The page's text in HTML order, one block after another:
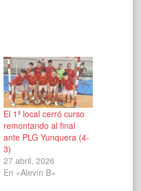
El 1ª local cerró curso
remontando al final
ante PLG Yunquera (4-
3)
27 abril, 2026
En «Alevín B»